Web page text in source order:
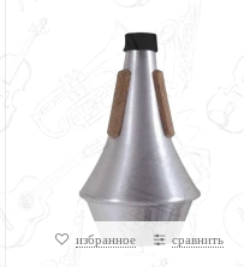
избранное сравнить